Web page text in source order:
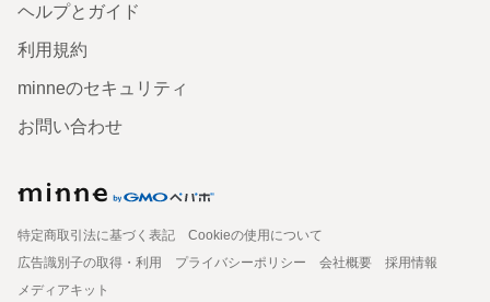
ヘルプとガイド
利用規約
minneのセキュリティ
お問い合わせ
特定商取引法に基づく表記
Cookieの使用について
広告識別子の取得・利用
プライバシーポリシー 会社概要
採用情報
メディアキット